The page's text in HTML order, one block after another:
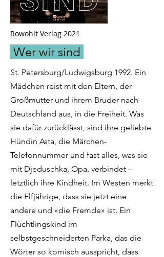
Rowohlt Verlag 2021
Wer wir sind
St. Petersburg/Ludwigsburg 1992. Ein
Mädchen reist mit den Eltern, der
Großmutter und ihrem Bruder nach
Deutschland aus, in die Freiheit. Was
sie dafür zurücklässt, sind ihre geliebte
Hündin Asta, die Märchen-
Telefonnummer und fast alles, was sie
mit Djeduschka, Opa, verbindet –
letztlich ihre Kindheit. Im Westen merkt
die Elfjährige, dass sie jetzt eine
andere und «die Fremde» ist. Ein
Flüchtlingskind im
selbstgeschneiderten Parka, das die
Wörter so komisch ausspricht, dass